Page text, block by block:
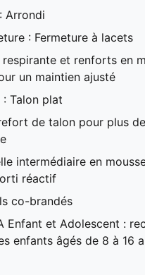
Arrondi
: Fermeture à lacets
respirante et renforts en
un maintien ajusté
: Talon plat
de talon pour plus
intermédiaire en
réactif
co-brandés
Enfant et Adolescent :
enfants âgés de 8 à 16